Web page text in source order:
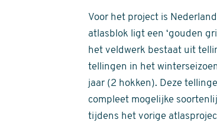
Voor het project is
atlasblok ligt een ‘gouden
het veldwerk bestaat uit
tellingen in het
jaar (2 hokken). Deze
compleet mogelijke
tijdens het vorige